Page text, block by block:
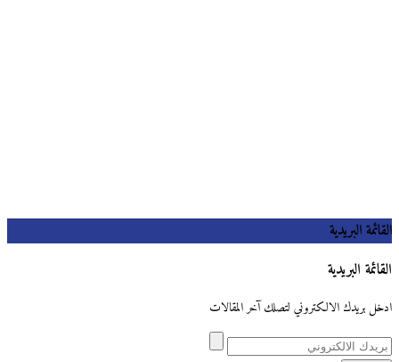
القائمة البريدية
القائمة البريدية
ادخل بريدك الالكتروني لتصلك آخر المقالات